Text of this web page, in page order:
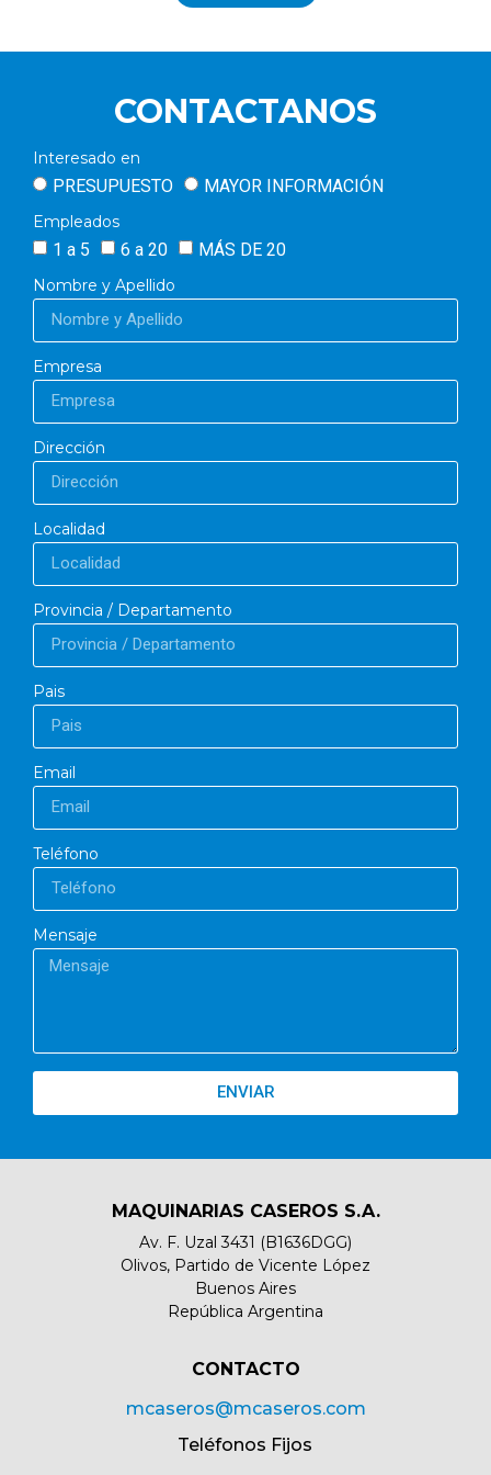
CONTACTANOS
Interesado en
PRESUPUESTO MAYOR INFORMACIÓN
Empleados
1 a 5 6 a 20 MÁS DE 20
Nombre y Apellido
Empresa
Dirección
Localidad
Provincia / Departamento
Pais
Email
Teléfono
Mensaje
ENVIAR
MAQUINARIAS CASEROS S.A.
Av. F. Uzal 3431 (B1636DGG)
Olivos, Partido de Vicente López
Buenos Aires
República Argentina
CONTACTO​
mcaseros@mcaseros.com
Teléfonos Fijos